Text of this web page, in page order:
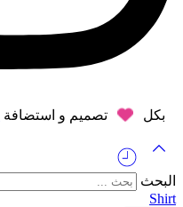
بكل تصميم و استضافة
البحث
Shirt